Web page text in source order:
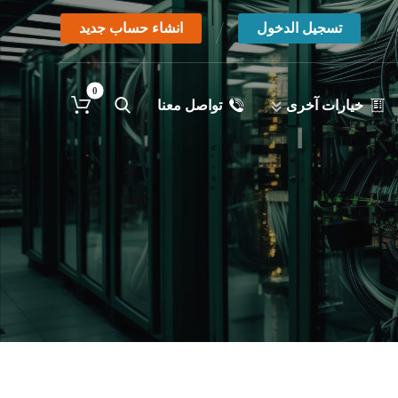
انشاء حساب جديد تسجيل الدخول
خيارات آخرى تواصل معنا